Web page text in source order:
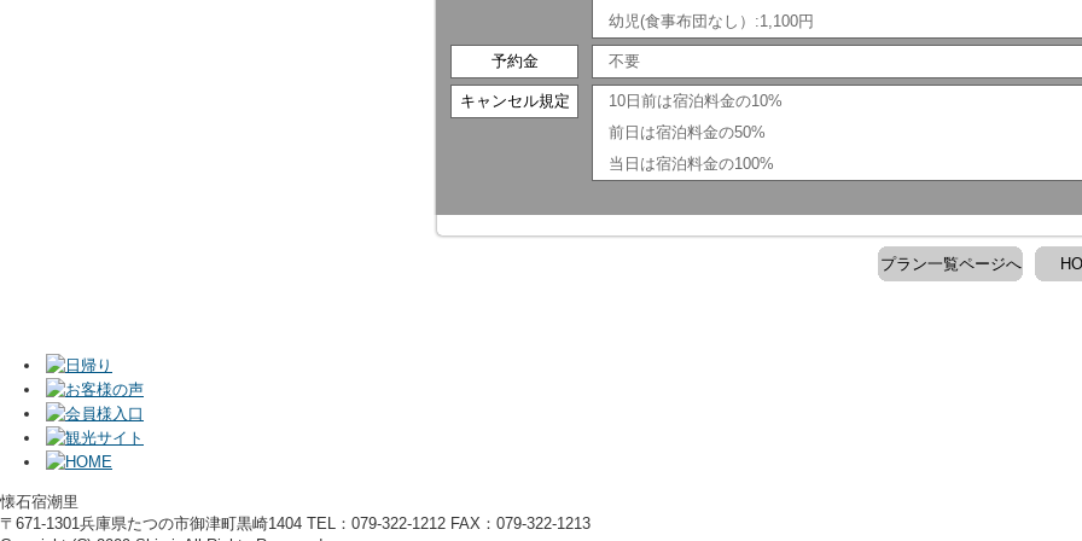
幼児(食事布団なし）:1,100円
予約金 不要
キャンセル規定
10日前は宿泊料金の10%
前日は宿泊料金の50%
当日は宿泊料金の100%
プラン一覧ページへ
懐石宿潮里
〒671-1301兵庫県たつの市御津町黒崎1404 TEL：079-322-1212 FAX：079-322-1213